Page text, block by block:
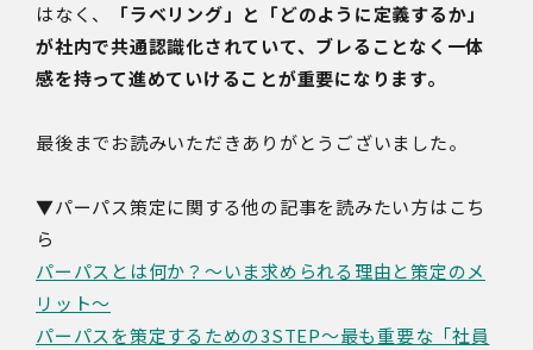
はなく、
「ラベリング」と「どのように定義するか」
が社内で共通認識化されていて、ブレることなく一体
感を持って進めていけることが重要になります。
最後までお読みいただきありがとうございました。
▼パーパス策定に関する他の記事を読みたい方はこち
ら
パーパスとは何か？～いま求められる理由と策定のメ
リット～
パーパスを策定するための3STEP～最も重要な「社員